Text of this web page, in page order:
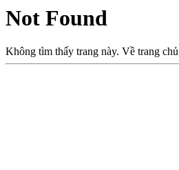
Not Found
Không tìm thấy trang này. Về trang chủ